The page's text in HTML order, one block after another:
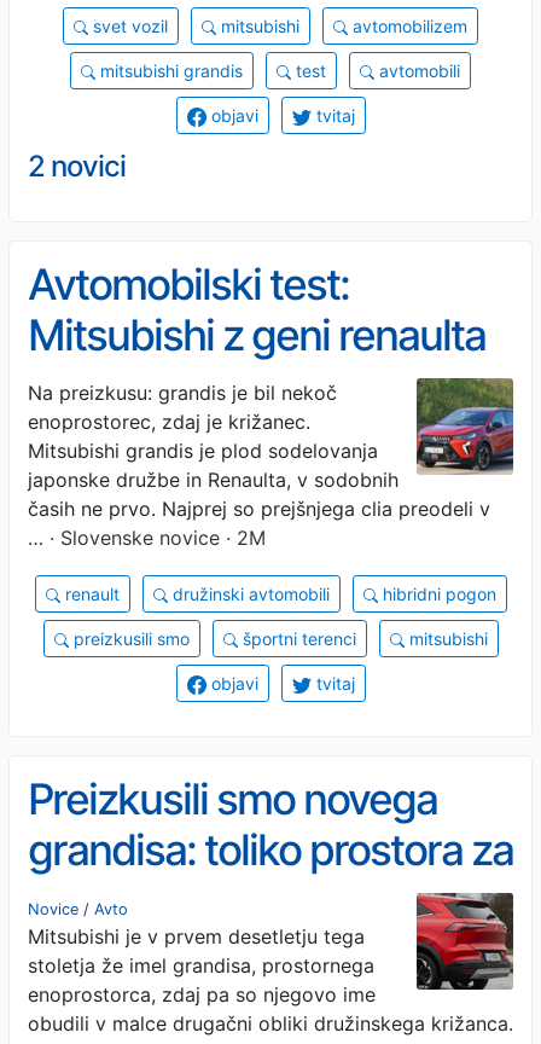
svet vozil mitsubishi avtomobilizem
mitsubishi grandis test avtomobili
objavi tvitaj
2 novici
Avtomobilski test:
Mitsubishi z geni renaulta
(FOTO)
Na preizkusu: grandis je bil nekoč
enoprostorec, zdaj je križanec.
Mitsubishi grandis je plod sodelovanja
japonske družbe in Renaulta, v sodobnih
časih ne prvo. Najprej so prejšnjega clia preodeli v
… · Slovenske novice · 2M
renault družinski avtomobili hibridni pogon
preizkusili smo športni terenci mitsubishi
objavi tvitaj
Preizkusili smo novega
grandisa: toliko prostora za
ta denar redko dobite
Novice / Avto
Mitsubishi je v prvem desetletju tega
stoletja že imel grandisa, prostornega
enoprostorca, zdaj pa so njegovo ime
obudili v malce drugačni obliki družinskega križanca.